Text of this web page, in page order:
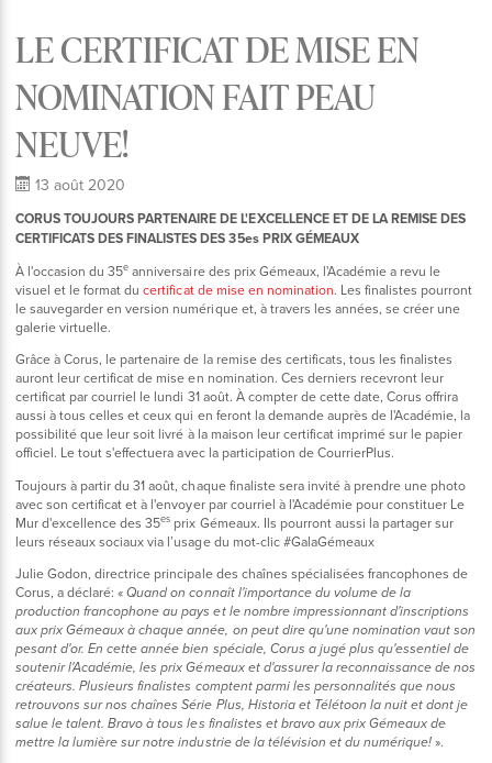
LE CERTIFICAT DE MISE EN
NOMINATION FAIT PEAU
NEUVE!
13 août 2020
CORUS TOUJOURS PARTENAIRE DE L'EXCELLENCE ET DE LA REMISE DES
CERTIFICATS DES FINALISTES DES 35es PRIX GÉMEAUX
À l'occasion du 35e anniversaire des prix Gémeaux, l'Académie a revu le
visuel et le format ducertificat de mise en nomination. Les finalistes pourront
le sauvegarder en version numérique et, à travers les années, se créer une
galerie virtuelle.
Grâce à Corus, le partenaire de la remise des certificats, tous les finalistes
auront leur certificat de mise en nomination. Ces derniers recevront leur
certificat par courriel le lundi 31 août. À compter de cette date, Corus offrira
aussi à tous celles et ceux qui en feront la demande auprès de l'Académie, la
possibilité que leur soit livré à la maison leur certificat imprimé sur le papier
officiel. Le tout s'effectuera avec la participation de CourrierPlus.
Toujours à partir du 31 août, chaque finaliste sera invité à prendre une photo
avec son certificat et à l'envoyer par courriel à l'Académie pour constituer Le
Mur d'excellence des 35es prix Gémeaux. Ils pourront aussi la partager sur
leurs réseaux sociaux via l’usage du mot-clic #GalaGémeaux
Julie Godon, directrice principale des chaînes spécialisées francophones de
Corus, a déclaré: «Quand on connaît l'importance du volume de la
production francophone au pays et le nombre impressionnant d'inscriptions
aux prix Gémeaux à chaque année, on peut dire qu'une nomination vaut son
pesant d'or. En cette année bien spéciale, Corus a jugé plus qu'essentiel de
soutenir l'Académie, les prix Gémeaux et d'assurer la reconnaissance de nos
créateurs. Plusieurs finalistes comptent parmi les personnalités que nous
retrouvons sur nos chaînes Série Plus, Historia et Télétoon la nuit et dont je
salue le talent. Bravo à tous les finalistes et bravo aux prix Gémeaux de
mettre la lumière sur notre industrie de la télévision et du numérique! ».